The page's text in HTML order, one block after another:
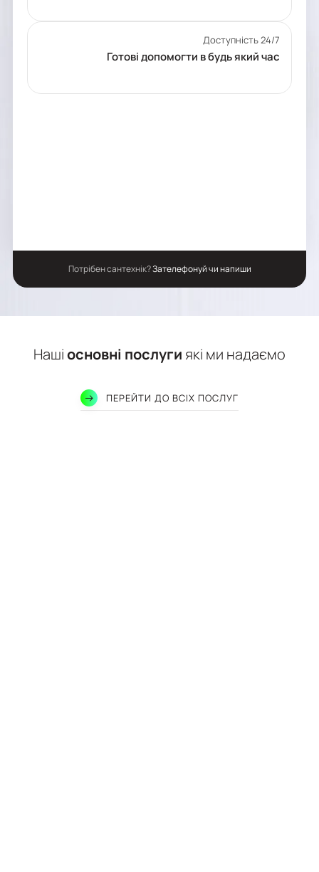
Доступність 24/7
Готові допомогти в будь який час
Потрібен сантехнік?Зателефонуй чи напиши
Нашіосновні послуги які ми надаємо
ПЕРЕЙТИ ДО ВСІХ ПОСЛУГ